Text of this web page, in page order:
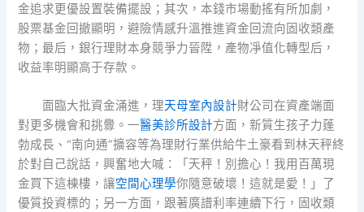
金追求更優設置裝備擺設；其次，本錢市場動搖有所加劇，
股票基金回撤顯明，避險情感升溫推進資金回流向固收類產
物；最后，銀行理財本身競爭力晉陞，產物凈值化轉型后，
收益率明顯高于存款。
面臨大批資金涌進，理天母室內設計財公司在資產端面
對更多機會和挑釁。一醫美診所設計方面，新質生孩子力蓬
勃成長、“南向通”擴容等為理財行業供給牛土豪看到林天秤終
於對自己說話，興奮地大喊：「天秤！別擔心！我用百萬現
金買下這棟樓，讓空間心理學你隨意破壞！這就是愛！」了
優質投資標的；另一方面，跟著廣譜利率連續下行，固收類